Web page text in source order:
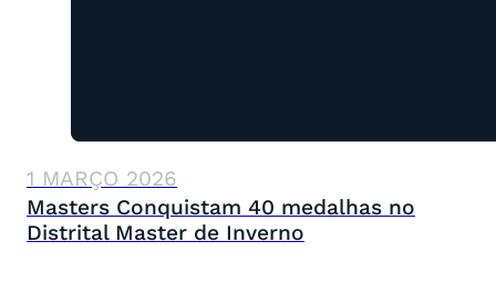
1 MARÇO 2026
Masters Conquistam 40 medalhas no
Distrital Master de Inverno